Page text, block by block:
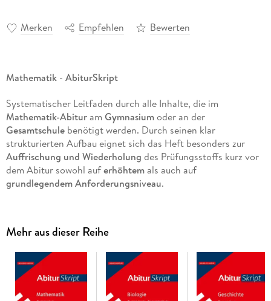
Merken Empfehlen Bewerten
Mathematik - AbiturSkript
Systematischer Leitfaden durch alle Inhalte, die im
Mathematik-Abituram Gymnasiumoder an der
Gesamtschulebenötigt werden. Durch seinen klar
strukturierten Aufbau eignet sich das Heft besonders zur
Auffrischung und Wiederholung des Prüfungsstoffs kurz vor
dem Abitur sowohl auferhöhtemals auch auf
grundlegendem Anforderungsniveau.
Erforderliches Basiswissen aus den Bereichen
undNachschlagen
Zusammenhängende, verständlicheDarstellung der
Theorie
Mehr aus dieser Reihe